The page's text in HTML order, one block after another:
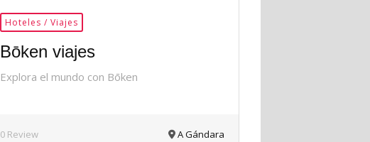
Hoteles / Viajes
Bōken viajes
Explora el mundo con Bōken
0 Review A Gándara